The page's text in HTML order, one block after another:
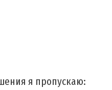
я пропускаю: